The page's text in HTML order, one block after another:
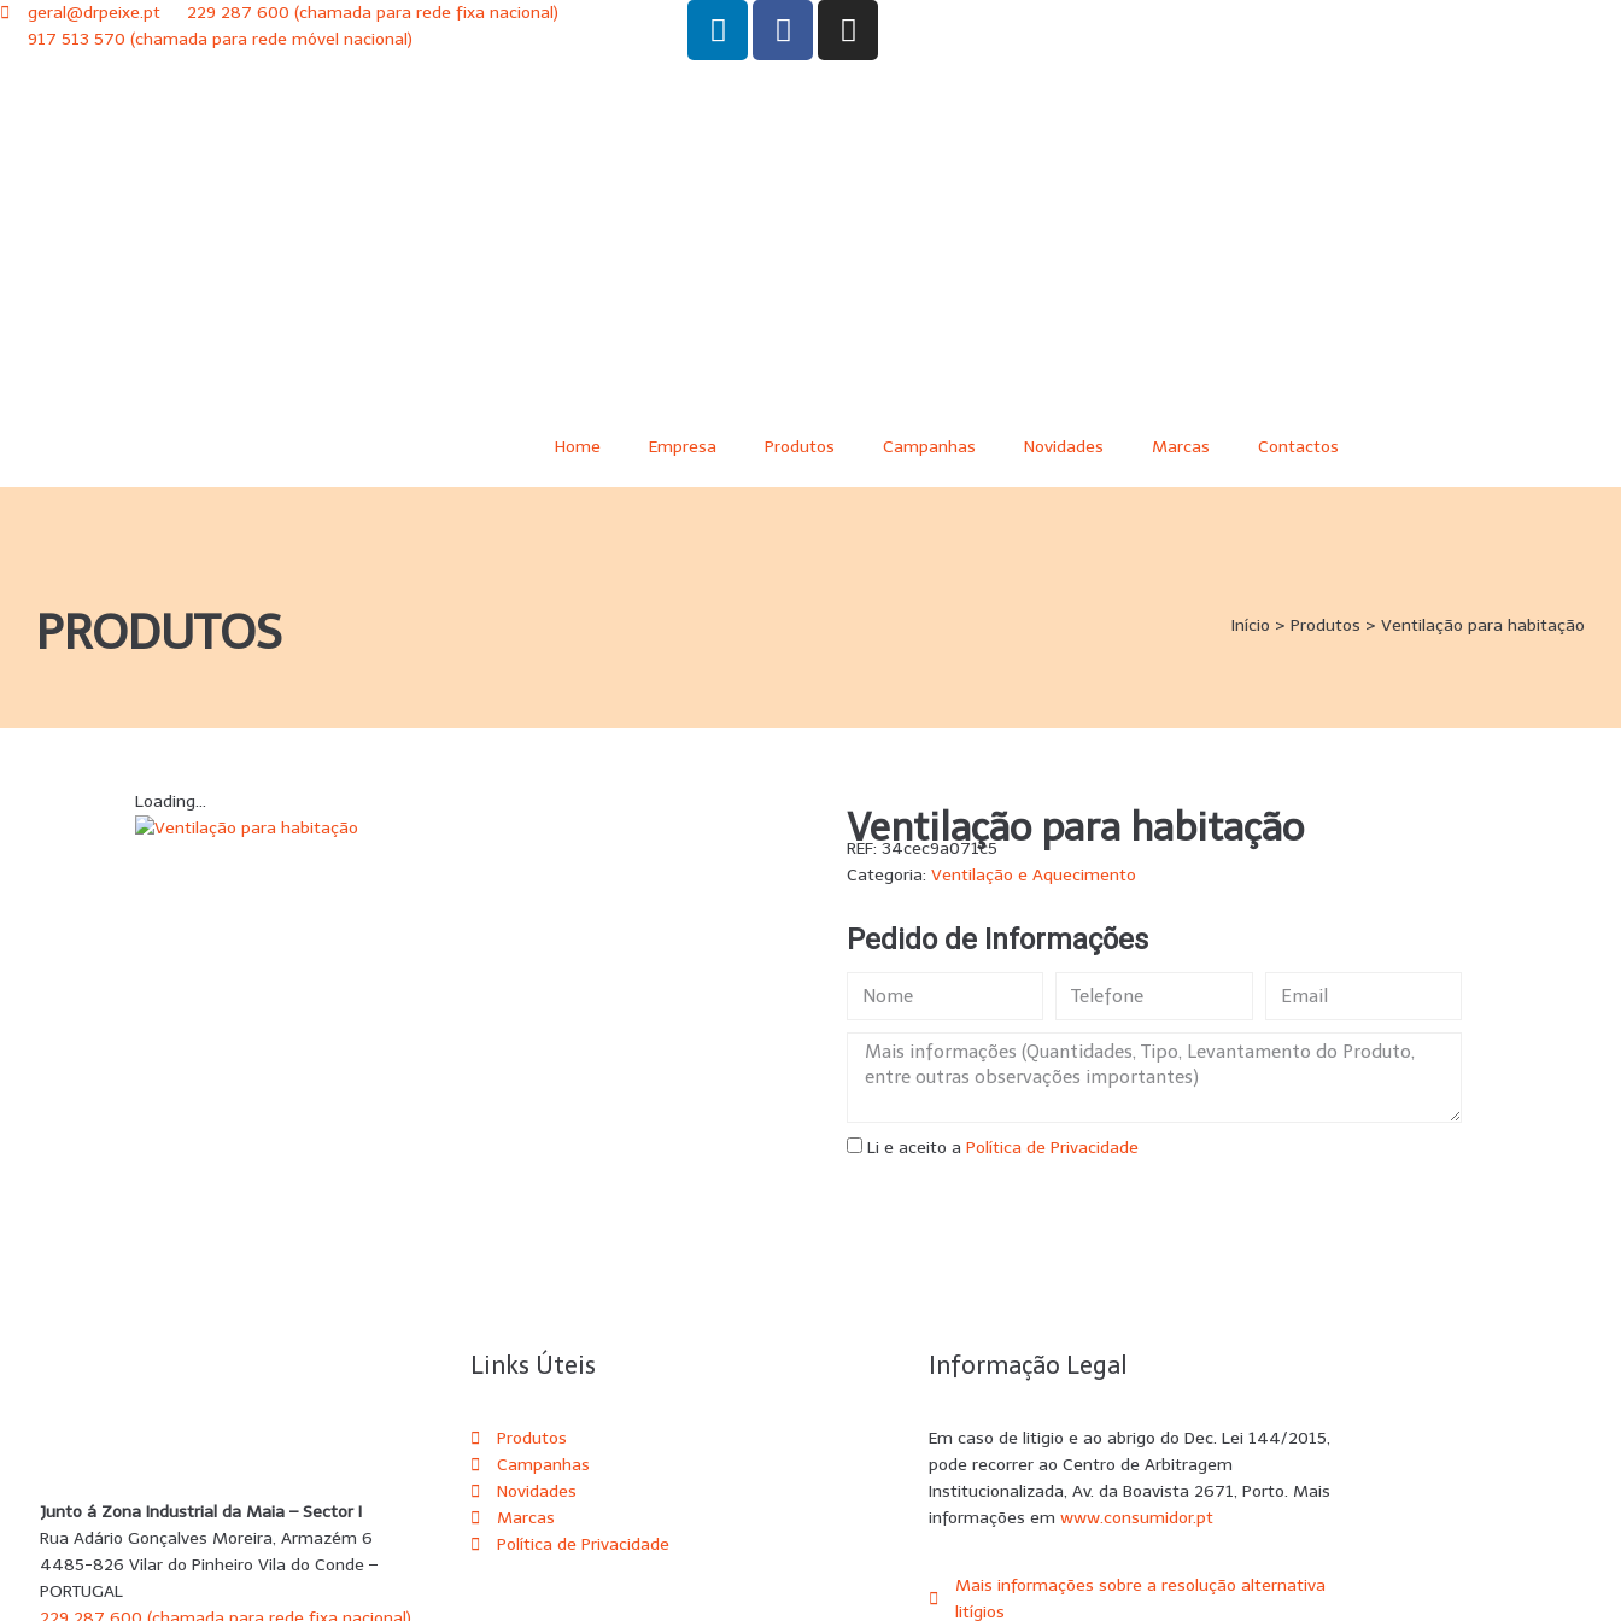
geral@drpeixe.pt
229 287 600 (chamada para rede fixa nacional)
917 513 570 (chamada para rede móvel nacional)
Home Empresa Produtos Campanhas Novidades Marcas Contactos
PRODUTOS Início > Produtos > Ventilação para habitação
Loading...
Ventilação para habitação
REF: 34cec9a071c5
Categoria: Ventilação e Aquecimento
Pedido de Informações
Li e aceito a Política de Privacidade
Junto á Zona Industrial da Maia – Sector I
Rua Adário Gonçalves Moreira, Armazém 6
4485-826 Vilar do Pinheiro Vila do Conde –
PORTUGAL
Links Úteis
Produtos
Campanhas
Novidades
Marcas
Política de Privacidade
Informação Legal
Em caso de litigio e ao abrigo do Dec. Lei 144/2015,
pode recorrer ao Centro de Arbitragem
Institucionalizada, Av. da Boavista 2671, Porto. Mais
informações em www.consumidor.pt
Mais informações sobre a resolução alternativa
litígios